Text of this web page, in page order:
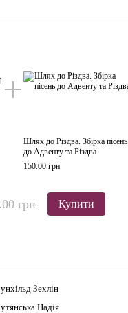
Шлях до Різдва. Збірка пісень
до Адвенту та Різдва
150.00 грн
грн Купити
Зехлін
Надія